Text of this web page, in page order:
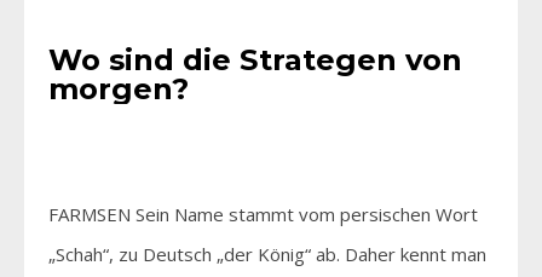
Wo sind die Strategen von
morgen?
FARMSEN Sein Name stammt vom persischen Wort
„Schah“, zu Deutsch „der König“ ab. Daher kennt man